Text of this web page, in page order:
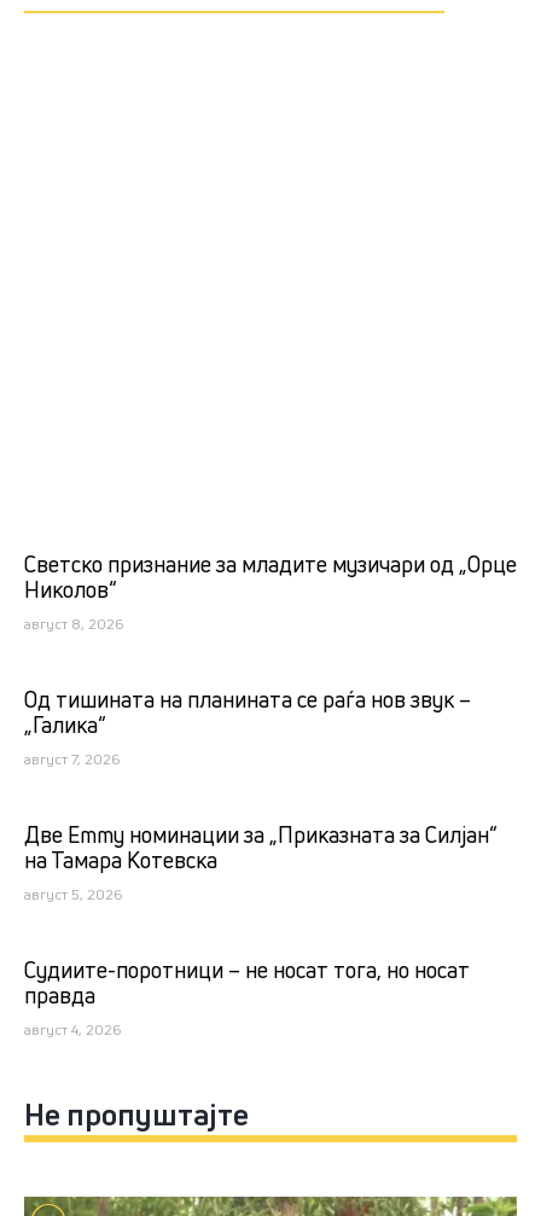
Светско признание за младите музичари од „Орце
Николов“
август 8, 2026
Од тишината на планината се раѓа нов звук –
„Галика“
август 7, 2026
Две Emmy номинации за „Приказната за Силјан“
на Тамара Котевска
август 5, 2026
Судиите-поротници – не носат тога, но носат
правда
август 4, 2026
Не пропуштајте